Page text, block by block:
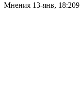
Мнения 13-янв, 18:209